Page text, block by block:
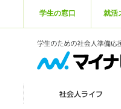
学生の窓口 就活